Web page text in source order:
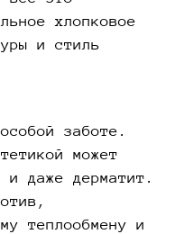
хлопковое
и стиль
заботе.
может
и даже дерматит.
теплообмену и